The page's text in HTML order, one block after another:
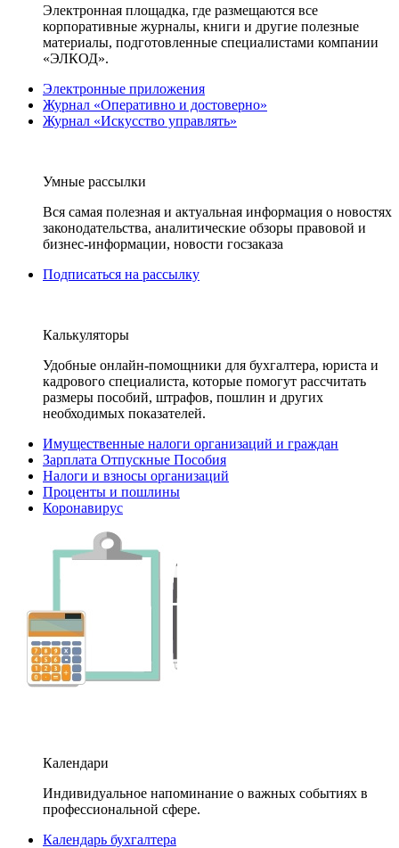
Электронная площадка, где размещаются все
корпоративные журналы, книги и другие полезные
материалы, подготовленные специалистами компании
«ЭЛКОД».
Электронные приложения
Журнал «Оперативно и достоверно»
Журнал «Искусство управлять»
Умные рассылки
Вся самая полезная и актуальная информация о новостях
законодательства, аналитические обзоры правовой и
бизнес-информации, новости госзаказа
Подписаться на рассылку
Калькуляторы
Удобные онлайн-помощники для бухгалтера, юриста и
кадрового специалиста, которые помогут рассчитать
размеры пособий, штрафов, пошлин и других
необходимых показателей.
Имущественные налоги организаций и граждан
Зарплата Отпускные Пособия
Налоги и взносы организаций
Проценты и пошлины
Коронавирус
Календари
Индивидуальное напоминание о важных событиях в
профессиональной сфере.
Календарь бухгалтера